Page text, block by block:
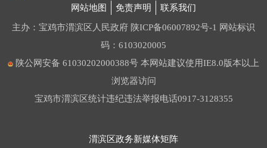
网站地图 免责声明 联系我们
主办：宝鸡市渭滨区人民政府 陕ICP备06007892号-1 网站标识
码：6103020005
陕公网安备 61030202000388号本网站建议使用IE8.0版本以上
浏览器访问
宝鸡市渭滨区统计违纪违法举报电话0917-3128355
渭滨区政务新媒体矩阵